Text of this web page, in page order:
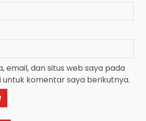
email, dan situs web saya pada
untuk komentar saya berikutnya.